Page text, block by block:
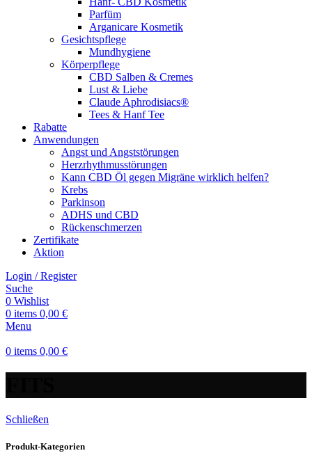
Parfüm
Arganicare Kosmetik
Gesichtspflege
Mundhygiene
Körperpflege
CBD Salben & Cremes
Lust & Liebe
Claude Aphrodisiacs®
Tees & Hanf Tee
Rabatte
Anwendungen
Angst und Angststörungen
Herzrhythmusstörungen
Kann CBD Öl gegen Migräne wirklich helfen?
Krebs
Parkinson
ADHS und CBD
Rückenschmerzen
Zertifikate
Aktion
Login / Register
Suche
0 Wishlist
0 items 0,00 €
Menu
0 items 0,00 €
Schließen
Produkt-Kategorien